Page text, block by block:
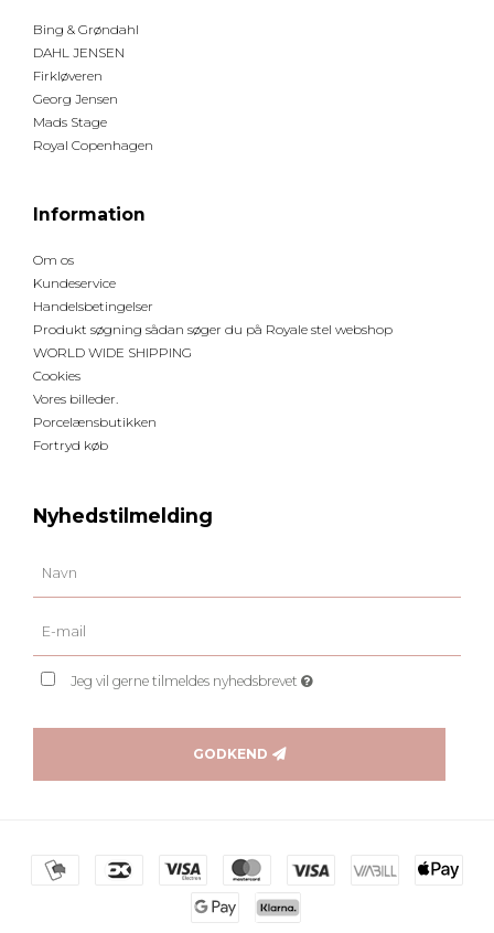
Bing & Grøndahl
DAHL JENSEN
Firkløveren
Georg Jensen
Mads Stage
Royal Copenhagen
Information
Om os
Kundeservice
Handelsbetingelser
Produkt søgning sådan søger du på Royale stel webshop
WORLD WIDE SHIPPING
Cookies
Vores billeder.
Porcelænsbutikken
Fortryd køb
Nyhedstilmelding
Jeg vil gerne tilmeldes nyhedsbrevet
GODKEND